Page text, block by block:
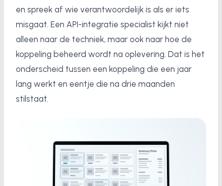
en spreek af wie verantwoordelijk is als er iets
misgaat. Een API-integratie specialist kijkt niet
alleen naar de techniek, maar ook naar hoe de
koppeling beheerd wordt na oplevering. Dat is het
onderscheid tussen een koppeling die een jaar
lang werkt en eentje die na drie maanden
stilstaat.